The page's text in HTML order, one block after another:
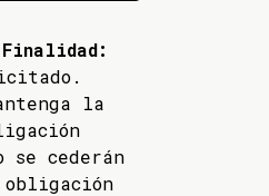
Finalidad:
la
se cederán